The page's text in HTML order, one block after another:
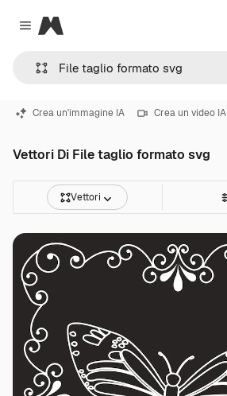
Close menu
Magnific
Crea un'immagine IA Crea un video IA
Vettori Di File taglio formato svg
Vettori